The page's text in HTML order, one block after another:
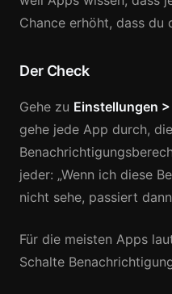
Chance erhöht, dass du
Der Check
Gehe zu Einstellungen
gehe jede App durch, die
jeder: „Wenn ich diese
nicht sehe, passiert
Für die meisten Apps
Schalte